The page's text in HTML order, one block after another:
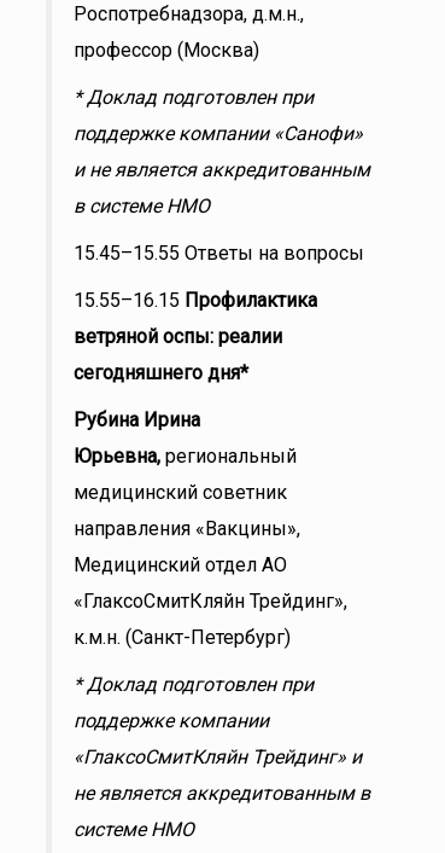
Роспотребнадзора, д.м.н.,
профессор (Москва)
* Доклад подготовлен при
поддержке компании «Санофи»
и не является аккредитованным
в системе НМО
15.45–15.55 Ответы на вопросы
15.55–16.15 Профилактика
ветряной оспы: реалии
сегодняшнего дня*
Рубина Ирина
Юрьевна, региональный
медицинский советник
направления «Вакцины»,
Медицинский отдел АО
«ГлаксоСмитКляйн Трейдинг»,
к.м.н. (Санкт-Петербург)
* Доклад подготовлен при
поддержке компании
«ГлаксоСмитКляйн Трейдинг» и
не является аккредитованным в
системе НМО